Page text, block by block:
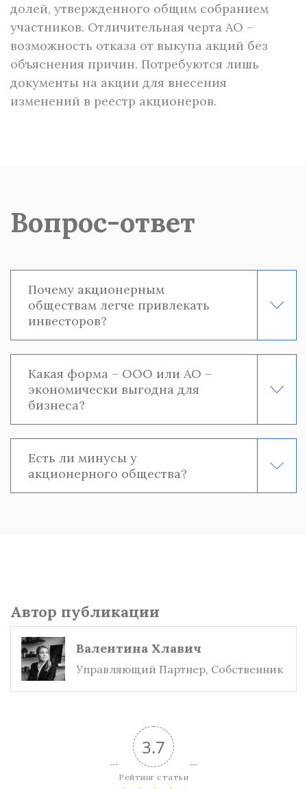
долей, утвержденного общим собранием
участников. Отличительная черта АО –
возможность отказа от выкупа акций без
объяснения причин. Потребуются лишь
документы на акции для внесения
изменений в реестр акционеров.
Вопрос-ответ
Почему акционерным
обществам легче привлекать
инвесторов?
Какая форма – ООО или АО –
экономически выгодна для
бизнеса?
Есть ли минусы у
акционерного общества?
Автор публикации
Валентина Хлавич
Управляющий Партнер, Собственник
3.7
Рейтинг статьи